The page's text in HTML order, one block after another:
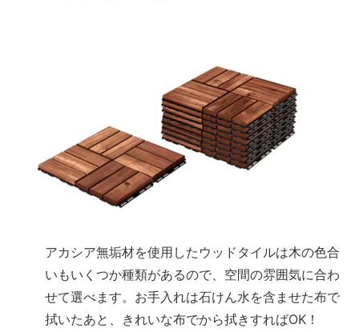
アカシア無垢材を使用したウッドタイルは木の色合
いもいくつか種類があるので、空間の雰囲気に合わ
せて選べます。お手入れは石けん水を含ませた布で
拭いたあと、きれいな布でから拭きすればOK！